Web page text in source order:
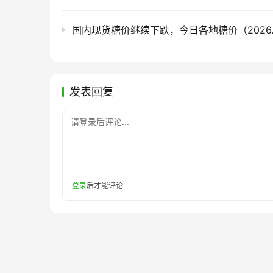
国内现货糖价继续下跌，今日各地糖价（
发表回复
请登录后评论...
登录后才能评论